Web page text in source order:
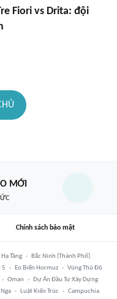
Fiori vs Drita: đội
MỚI
Chính sách bảo mật
Hạ Tầng
Bắc Ninh (thành Phố)
5 Eo Biển Hormuz
Vùng Thủ Đô
Oman
Dự Án Đầu Tư Xây Dựng
Luật Kiến Trúc Campuchia